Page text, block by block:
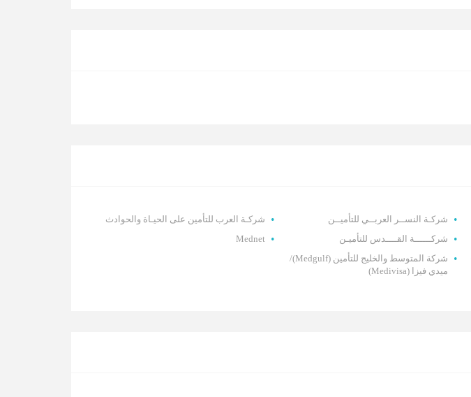
شركـة النســر العربــي للتأميــن
شركـة العرب للتأمين على الحيـاة والحوادث
شركــــــة القــــدس للتأميـن
Mednet
شركة المتوسط والخليج للتأمين (Medgulf)/
ميدي فيزا (Medivisa)